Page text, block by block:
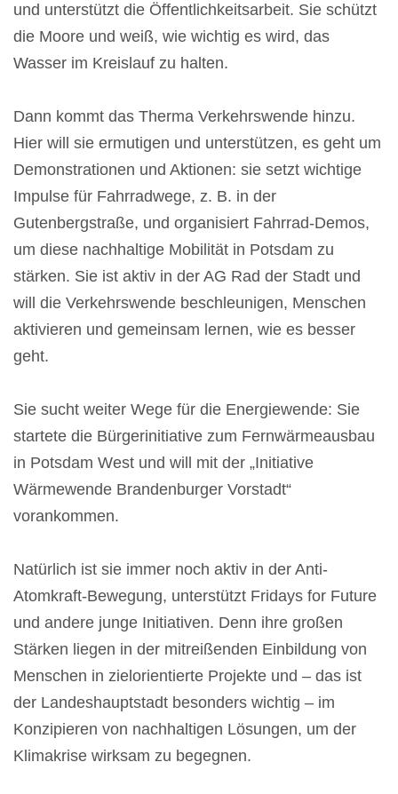
und unterstützt die Öffentlichkeitsarbeit. Sie schützt
die Moore und weiß, wie wichtig es wird, das
Wasser im Kreislauf zu halten.
Dann kommt das Therma Verkehrswende hinzu.
Hier will sie ermutigen und unterstützen, es geht um
Demonstrationen und Aktionen: sie setzt wichtige
Impulse für Fahrradwege, z. B. in der
Gutenbergstraße, und organisiert Fahrrad-Demos,
um diese nachhaltige Mobilität in Potsdam zu
stärken. Sie ist aktiv in der AG Rad der Stadt und
will die Verkehrswende beschleunigen, Menschen
aktivieren und gemeinsam lernen, wie es besser
geht.
Sie sucht weiter Wege für die Energiewende: Sie
startete die Bürgerinitiative zum Fernwärmeausbau
in Potsdam West und will mit der „Initiative
Wärmewende Brandenburger Vorstadt“
vorankommen.
Natürlich ist sie immer noch aktiv in der Anti-
Atomkraft-Bewegung, unterstützt Fridays for Future
und andere junge Initiativen. Denn ihre großen
Stärken liegen in der mitreißenden Einbildung von
Menschen in zielorientierte Projekte und – das ist
der Landeshauptstadt besonders wichtig – im
Konzipieren von nachhaltigen Lösungen, um der
Klimakrise wirksam zu begegnen.